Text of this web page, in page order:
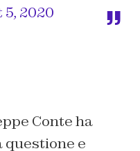
2020
Conte ha
questione e